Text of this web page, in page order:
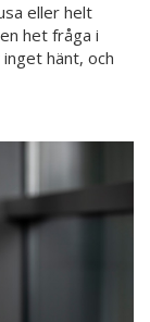
eller helt
het fråga i
hänt, och